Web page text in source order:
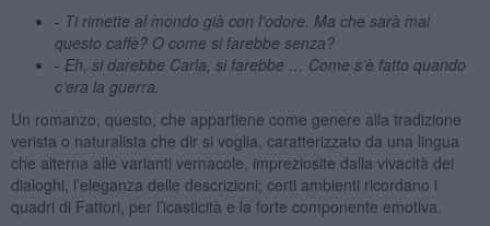
- Ti rimette al mondo già con l’odore. Ma che sarà mai
questo caffè? O come si farebbe senza?
- Eh, si darebbe Carla, si farebbe … Come s’è fatto quando
c’era la guerra.
Un romanzo, questo, che appartiene come genere alla tradizione
verista o naturalista che dir si voglia, caratterizzato da una lingua
che alterna alle varianti vernacole, impreziosite dalla vivacità dei
dialoghi, l’eleganza delle descrizioni; certi ambienti ricordano i
quadri di Fattori, per l’icasticità e la forte componente emotiva.